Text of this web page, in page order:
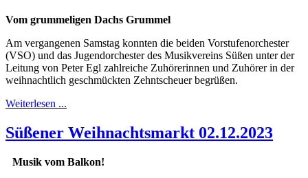
Vom grummeligen Dachs Grummel
Am vergangenen Samstag konnten die beiden Vorstufenorchester
(VSO) und das Jugendorchester des Musikvereins Süßen unter der
Leitung von Peter Egl zahlreiche Zuhörerinnen und Zuhörer in der
weihnachtlich geschmückten Zehntscheuer begrüßen.
Weiterlesen ...
Süßener Weihnachtsmarkt 02.12.2023
Musik vom Balkon!